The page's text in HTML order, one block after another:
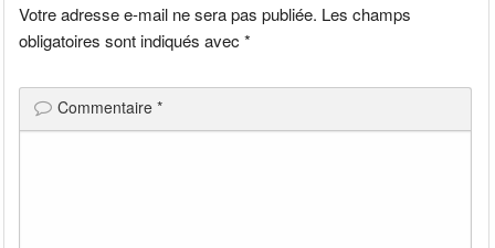
Votre adresse e-mail ne sera pas publiée. Les champs
obligatoires sont indiqués avec*
Commentaire*